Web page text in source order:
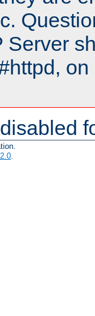
Server
.